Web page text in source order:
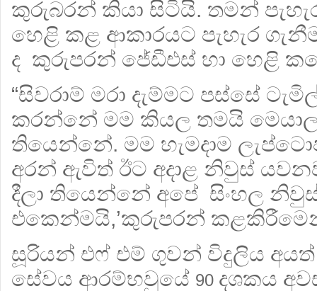
කුරුබරන් කියා සිටියි. තමන්
හෙළි කළ ආකාරයට පැහැර
ද කුරුපරන් ජේඩීඑස් හා හෙළි
“සිවරාම් මරා දැම්මට පස්සේ
කරන්නේ මම කියල තමයි
තියෙන්නේ. මම හැමදාම
අරන් ඇවිත් ඊට අදාළ නිවුස්
දීලා තියෙන්නේ අපේ සිංහල
එකෙන්මයි,’කුරුපරන්
සූරියන් එෆ් එම් ගුවන් විදුලිය
සේවය ආරම්භවුයේ 90 දශකය